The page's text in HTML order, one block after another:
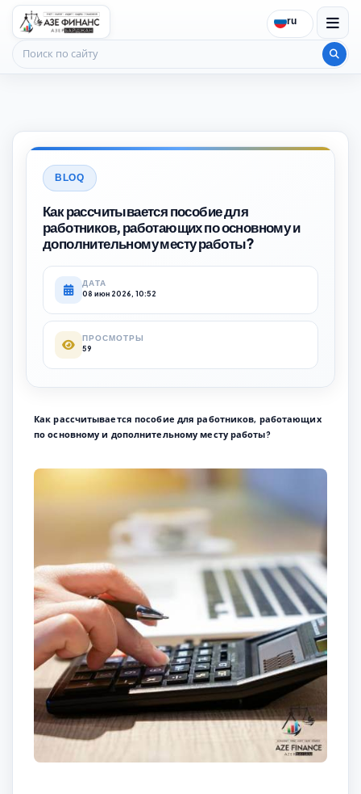
Поиск по сайту
ru
BLOQ
Как рассчитывается пособие для
работников, работающих по основному и
дополнительному месту работы?
ДАТА
08 июн 2026, 10:52
ПРОСМОТРЫ
59
Как рассчитывается пособие для работников, работающих
по основному и дополнительному месту работы?